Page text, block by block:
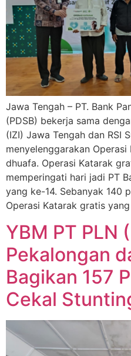
Jawa Tengah – PT. Bank
(PDSB) bekerja sama
(IZI) Jawa Tengah dan RSI
menyelenggarakan
dhuafa. Operasi Katarak
memperingati hari jadi PT
yang ke-14. Sebanyak 140
Operasi Katarak gratis
YBM PT PLN
Pekalongan
Bagikan 157
Cekal